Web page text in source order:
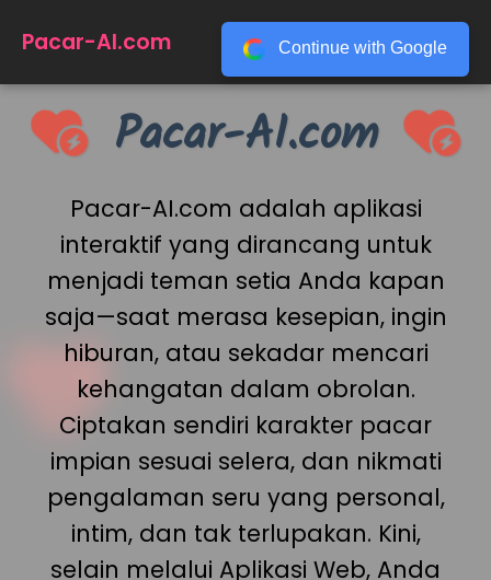
Pacar-AI.com ☰
Pacar-AI.com
Pacar-AI.com adalah aplikasi
interaktif yang dirancang untuk
menjadi teman setia Anda kapan
saja—saat merasa kesepian, ingin
hiburan, atau sekadar mencari
kehangatan dalam obrolan.
Ciptakan sendiri karakter pacar
impian sesuai selera, dan nikmati
pengalaman seru yang personal,
intim, dan tak terlupakan. Kini,
selain melalui Aplikasi Web, Anda
Continue with Google